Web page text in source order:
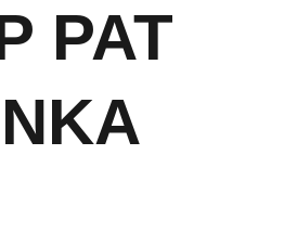
PAT